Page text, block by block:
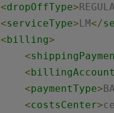
<dropOffType>
<serviceType>LM</
<billing>
<
<
<paymentType>
<costsCenter>